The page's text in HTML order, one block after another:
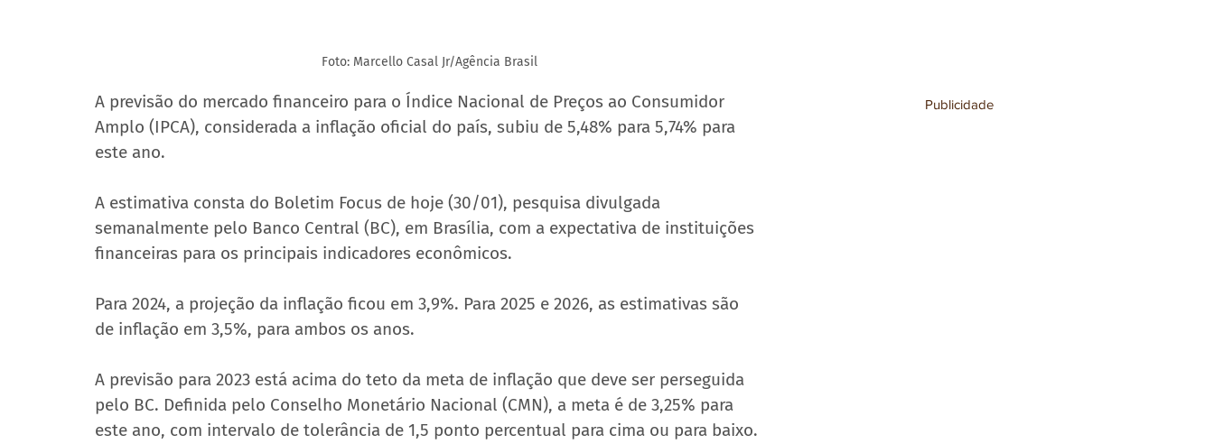
Foto: Marcello Casal Jr/Agência Brasil
A previsão do mercado financeiro para o Índice Nacional de Preços ao Consumidor
Amplo (IPCA), considerada a inflação oficial do país, subiu de 5,48% para 5,74% para
este ano.
A estimativa consta do Boletim Focus de hoje (30/01), pesquisa divulgada
semanalmente pelo Banco Central (BC), em Brasília, com a expectativa de instituições
financeiras para os principais indicadores econômicos.
Para 2024, a projeção da inflação ficou em 3,9%. Para 2025 e 2026, as estimativas são
de inflação em 3,5%, para ambos os anos.
A previsão para 2023 está acima do teto da meta de inflação que deve ser perseguida
pelo BC. Definida pelo Conselho Monetário Nacional (CMN), a meta é de 3,25% para
este ano, com intervalo de tolerância de 1,5 ponto percentual para cima ou para baixo.
Publicidade